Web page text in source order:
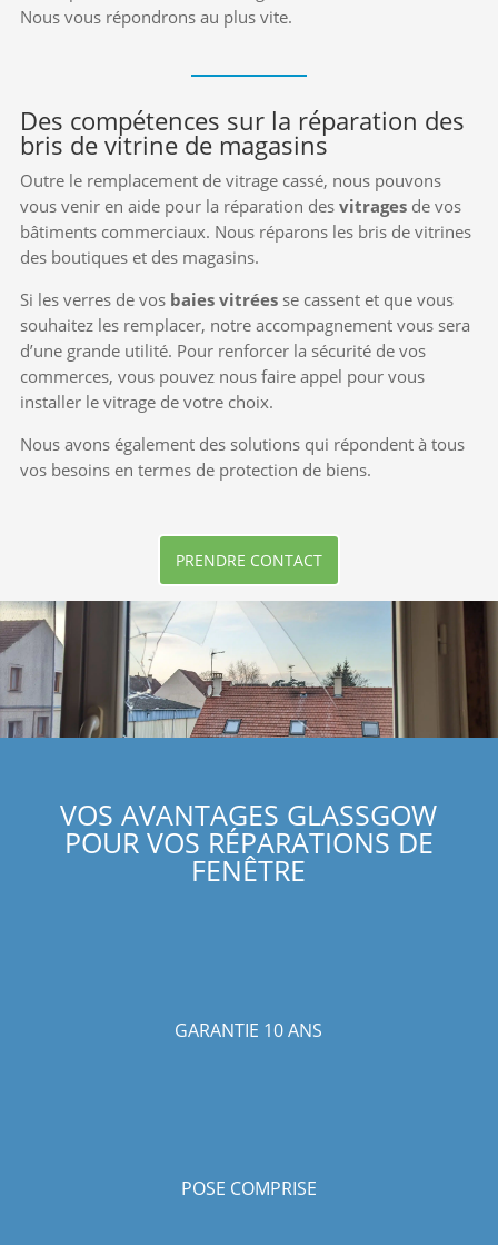
Nous vous répondrons au plus vite.
Des compétences sur la réparation des
bris de vitrine de magasins
Outre le remplacement de vitrage cassé, nous pouvons
vous venir en aide pour la réparation des vitragesde vos
bâtiments commerciaux. Nous réparons les bris de vitrines
des boutiques et des magasins.
Si les verres de vos baies vitréesse cassent et que vous
souhaitez les remplacer, notre accompagnement vous sera
d’une grande utilité. Pour renforcer la sécurité de vos
commerces, vous pouvez nous faire appel pour vous
installer le vitrage de votre choix.
Nous avons également des solutions qui répondent à tous
vos besoins en termes de protection de biens.
PRENDRE CONTACT
VOS AVANTAGES GLASSGOW
POUR VOS RÉPARATIONS DE
FENÊTRE
GARANTIE 10 ANS
POSE COMPRISE